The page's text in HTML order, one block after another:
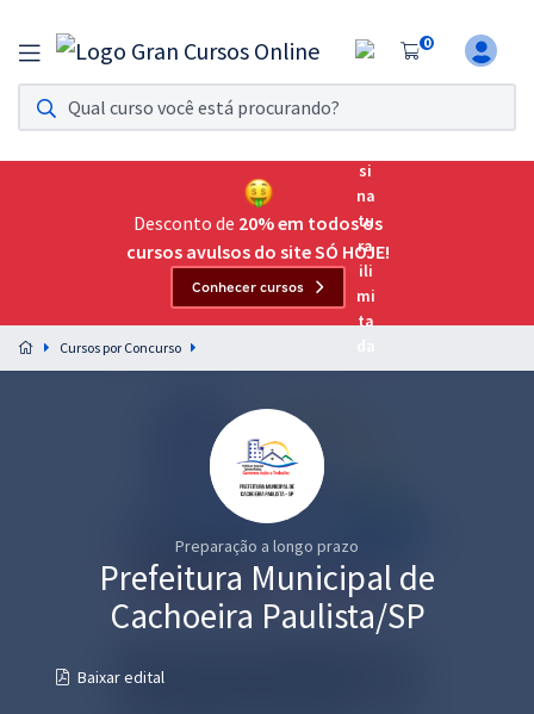
0
Assinatura Ilimitada 11
Acesso a todos os cursos. Teste grátis por 7 dias!
Assinatura OAB Até Passar
Acesso ilimitado a toda preparação para o Exame da
Preparação completa e intensiva para as principais
residências em saúde do Brasil
Desconto de 20% em todos os
cursos avulsos do site SÓ HOJE!
Conhecer cursos
Cursos por Concurso
Preparação a longo prazo
Prefeitura Municipal de
Cachoeira Paulista/SP
Baixar edital